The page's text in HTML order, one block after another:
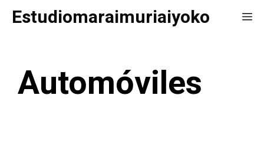
SaltarEstudiomaraimuriaiyoko
Automóviles